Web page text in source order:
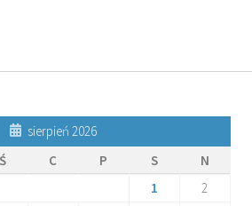
sierpień 2026
Ś C P S
N
1
2